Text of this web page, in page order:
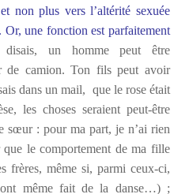
non plus vers l’altérité sexuée
une fonction est parfaitement
un homme peut être
de camion. Ton fils peut avoir
dans un mail, que le rose était
les choses seraient peut-être
sœur : pour ma part, je n’ai rien
le comportement de ma fille
frères, même si, parmi ceux-ci,
ont même fait de la danse…) ;